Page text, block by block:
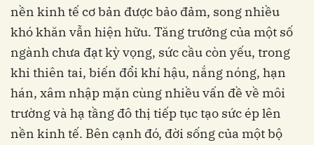
nền kinh tế cơ bản được bảo đảm, song nhiều
khó khăn vẫn hiện hữu. Tăng trưởng của một số
ngành chưa đạt kỳ vọng, sức cầu còn yếu, trong
khi thiên tai, biến đổi khí hậu, nắng nóng, hạn
hán, xâm nhập mặn cùng nhiều vấn đề về môi
trường và hạ tầng đô thị tiếp tục tạo sức ép lên
nền kinh tế. Bên cạnh đó, đời sống của một bộ